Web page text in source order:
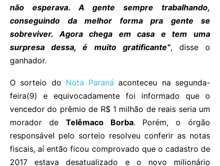
não esperava. A gente sempre trabalhando,
conseguindo da melhor forma pra gente se
sobreviver. Agora chega em casa e tem uma
surpresa dessa, é muito gratificante”, disse o
ganhador.
O sorteio do Nota Paraná aconteceu na segunda-
feira(9) e equivocadamente foi informado que o
vencedor do prêmio de R$ 1 milhão de reais seria um
morador de Telêmaco Borba. Porém, o órgão
responsável pelo sorteio resolveu conferir as notas
fiscais, aí então ficou comprovado que o cadastro de
2017 estava desatualizado e o novo milionário